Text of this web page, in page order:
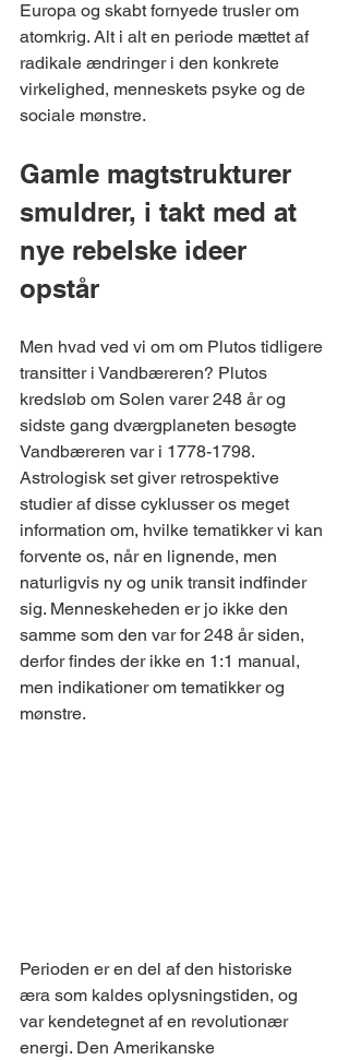
Europa og skabt fornyede trusler om
atomkrig. Alt i alt en periode mættet af
radikale ændringer i den konkrete
virkelighed, menneskets psyke og de
sociale mønstre.
Gamle magtstrukturer
smuldrer, i takt med at
nye rebelske ideer
opstår
Men hvad ved vi om om Plutos tidligere
transitter i Vandbæreren? Plutos
kredsløb om Solen varer 248 år og
sidste gang dværgplaneten besøgte
Vandbæreren var i 1778-1798.
Astrologisk set giver retrospektive
studier af disse cyklusser os meget
information om, hvilke tematikker vi kan
forvente os, når en lignende, men
naturligvis ny og unik transit indfinder
sig. Menneskeheden er jo ikke den
samme som den var for 248 år siden,
derfor findes der ikke en 1:1 manual,
men indikationer om tematikker og
mønstre.
Perioden er en del af den historiske
æra som kaldes oplysningstiden, og
var kendetegnet af en revolutionær
energi. Den Amerikanske